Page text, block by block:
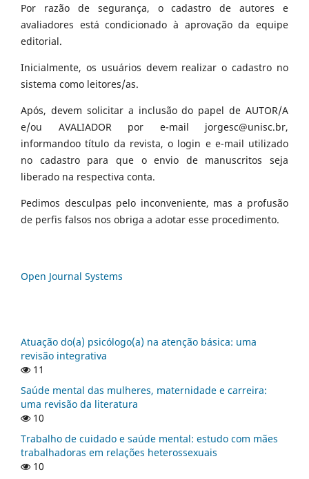
Por razão de segurança, o cadastro de autores e
avaliadores está condicionado à aprovação da equipe
editorial.
Inicialmente, os usuários devem realizar o cadastro no
sistema como leitores/as.
Após, devem solicitar a inclusão do papel de AUTOR/A
e/ou AVALIADOR por e-mail jorgesc@unisc.br,
informandoo título da revista, o login e e-mail utilizado
no cadastro para que o envio de manuscritos seja
liberado na respectiva conta.
Pedimos desculpas pelo inconveniente, mas a profusão
de perfis falsos nos obriga a adotar esse procedimento.
Open Journal Systems
Atuação do(a) psicólogo(a) na atenção básica: uma
revisão integrativa
11
Saúde mental das mulheres, maternidade e carreira:
uma revisão da literatura
10
Trabalho de cuidado e saúde mental: estudo com mães
trabalhadoras em relações heterossexuais
10